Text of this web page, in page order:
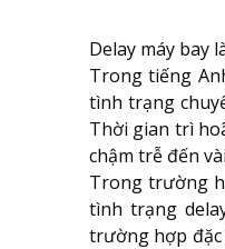
Delay máy bay
Trong tiếng
tình trạng
Thời gian trì
chậm trễ đến
Trong trường
tình trạng
trường hợp đặc